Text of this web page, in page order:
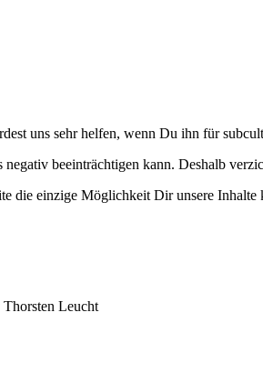
uns sehr helfen, wenn Du ihn für
beeinträchtigen kann. Deshalb
die einzige Möglichkeit Dir unsere
Leucht